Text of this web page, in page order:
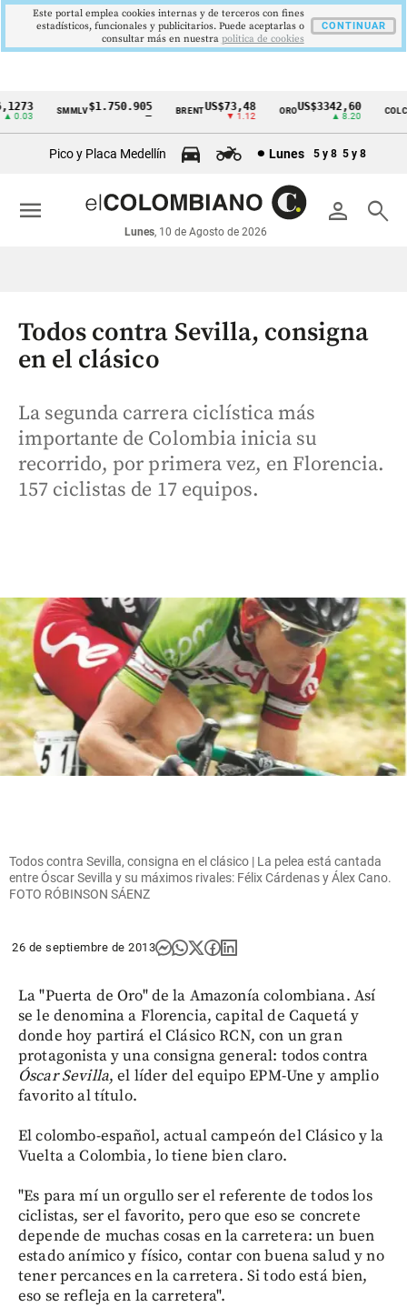
Cintillo
económicos
Colombia
SMMLV$1.750.905 BRENTUS$73,48
▼ 1.12
OROUS$3342,60
▲ 8.20
COLCAP
Pico y Placa Medellín Lunes 5 y 8 5 y 8
person search
Lunes, 10 de Agosto de 2026
menu
Todos contra Sevilla, consigna
en el clásico
La segunda carrera ciclística más
importante de Colombia inicia su
recorrido, por primera vez, en Florencia.
157 ciclistas de 17 equipos.
Todos contra Sevilla, consigna en el clásico | La pelea está cantada
entre Óscar Sevilla y su máximos rivales: Félix Cárdenas y Álex Cano.
FOTO RÓBINSON SÁENZ
26 de septiembre de 2013
La "Puerta de Oro" de la Amazonía colombiana. Así
se le denomina a Florencia, capital de Caquetá y
donde hoy partirá el Clásico RCN, con un gran
protagonista y una consigna general: todos contra
Óscar Sevilla, el líder del equipo EPM-Une y amplio
favorito al título.
El colombo-español, actual campeón del Clásico y la
Vuelta a Colombia, lo tiene bien claro.
"Es para mí un orgullo ser el referente de todos los
ciclistas, ser el favorito, pero que eso se concrete
depende de muchas cosas en la carretera: un buen
estado anímico y físico, contar con buena salud y no
tener percances en la carretera. Si todo está bien,
eso se refleja en la carretera".
Este portal emplea cookies internas y de terceros con fines
estadísticos, funcionales y publicitarios. Puede aceptarlas o
consultar más en nuestra politica de cookies
CONTINUAR